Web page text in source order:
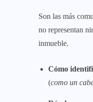
Son las más
no representan
inmueble.
Cómo
(como un